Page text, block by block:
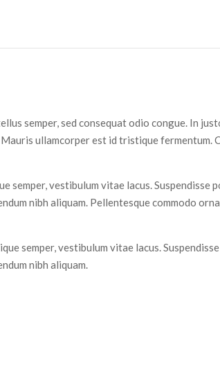
semper, sed consequat odio congue. In
ullamcorper est id tristique fermentum.
semper, vestibulum vitae lacus. Suspendisse
nibh aliquam. Pellentesque commodo
semper, vestibulum vitae lacus.
nibh aliquam.